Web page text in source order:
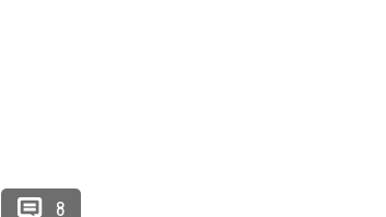
8